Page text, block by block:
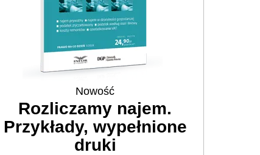
Nowość
Rozliczamy najem.
Przykłady, wypełnione
druki